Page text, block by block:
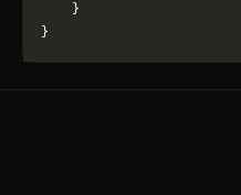
    }
}